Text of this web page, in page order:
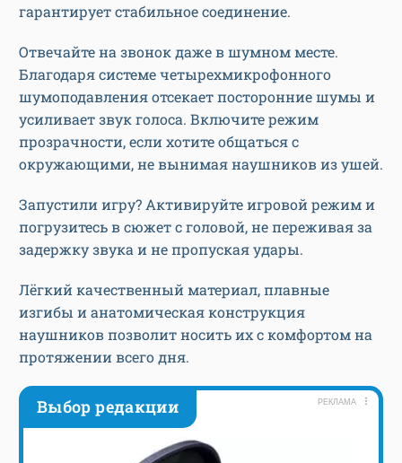
гарантирует стабильное соединение.
Отвечайте на звонок даже в шумном месте.
Благодаря системе четырехмикрофонного
шумоподавления отсекает посторонние шумы и
усиливает звук голоса. Включите режим
прозрачности, если хотите общаться с
окружающими, не вынимая наушников из ушей.
Запустили игру? Активируйте игровой режим и
погрузитесь в сюжет с головой, не переживая за
задержку звука и не пропуская удары.
Лёгкий качественный материал, плавные
изгибы и анатомическая конструкция
наушников позволит носить их с комфортом на
протяжении всего дня.
Выбор редакции РЕКЛАМА